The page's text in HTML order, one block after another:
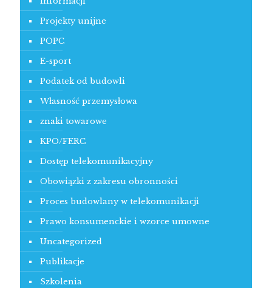
Projekty unijne
POPC
E-sport
Podatek od budowli
Własność przemysłowa
znaki towarowe
KPO/FERC
Dostęp telekomunikacyjny
Obowiązki z zakresu obronności
Proces budowlany w telekomunikacji
Prawo konsumenckie i wzorce umowne
Uncategorized
Publikacje
Szkolenia